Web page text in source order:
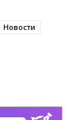
Новости